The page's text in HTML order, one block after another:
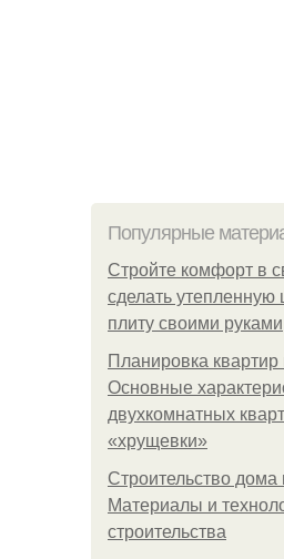
Популярные
Стройте комфорт в
сделать
плиту своими руками
Планировка квартир
Основные
двухкомнатных
«хрущевки»
Строительство дома
Материалы и
строительства